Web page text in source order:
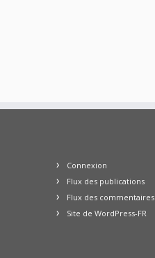
Connexion
Flux des publications
Flux des commentaires
Site de WordPress-FR